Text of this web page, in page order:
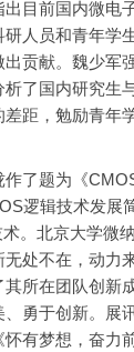
目前国内微电
人员和青年学
贡献。魏少军
了国内研究生
距，勉励青年
了题为《
逻辑技术发展
。北京大学微
处不在，动力
所在团队创新
勇于创新。展
有梦想，奋力